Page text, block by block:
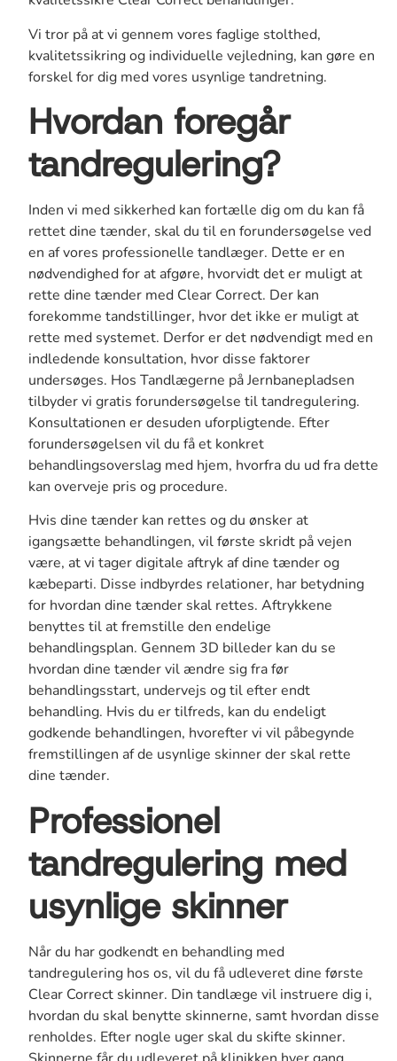
Vi tror på at vi gennem vores faglige stolthed,
kvalitetssikring og individuelle vejledning, kan gøre en
forskel for dig med vores usynlige tandretning.
Hvordan foregår
tandregulering?
Inden vi med sikkerhed kan fortælle dig om du kan få
rettet dine tænder, skal du til en forundersøgelse ved
en af vores professionelle tandlæger. Dette er en
nødvendighed for at afgøre, hvorvidt det er muligt at
rette dine tænder med Clear Correct. Der kan
forekomme tandstillinger, hvor det ikke er muligt at
rette med systemet. Derfor er det nødvendigt med en
indledende konsultation, hvor disse faktorer
undersøges. Hos Tandlægerne på Jernbanepladsen
tilbyder vi gratis forundersøgelse til tandregulering.
Konsultationen er desuden uforpligtende. Efter
forundersøgelsen vil du få et konkret
behandlingsoverslag med hjem, hvorfra du ud fra dette
kan overveje pris og procedure.
Hvis dine tænder kan rettes og du ønsker at
igangsætte behandlingen, vil første skridt på vejen
være, at vi tager digitale aftryk af dine tænder og
kæbeparti. Disse indbyrdes relationer, har betydning
for hvordan dine tænder skal rettes. Aftrykkene
benyttes til at fremstille den endelige
behandlingsplan. Gennem 3D billeder kan du se
hvordan dine tænder vil ændre sig fra før
behandlingsstart, undervejs og til efter endt
behandling. Hvis du er tilfreds, kan du endeligt
godkende behandlingen, hvorefter vi vil påbegynde
fremstillingen af de usynlige skinner der skal rette
dine tænder.
Professionel
tandregulering med
usynlige skinner
Når du har godkendt en behandling med
tandregulering hos os, vil du få udleveret dine første
Clear Correct skinner. Din tandlæge vil instruere dig i,
hvordan du skal benytte skinnerne, samt hvordan disse
renholdes. Efter nogle uger skal du skifte skinner.